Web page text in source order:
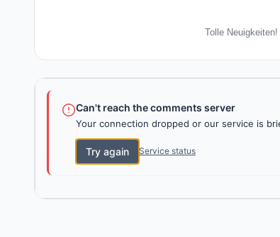
Tolle
Can't reach the comments server
Your connection dropped or our service is
Try again Service status